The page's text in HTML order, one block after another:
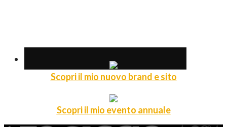
Scopri il mio nuovo brand e sito
Scopri il mio evento annuale